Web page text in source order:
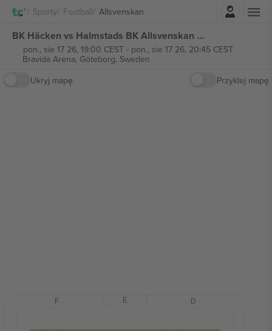
Sporty Football Allsvenskan
BK Häcken vs Halmstads BK Allsvenskan biletów
pon., sie 17 26, 19:00 CEST- pon., sie 17 26, 20:45 CEST
Bravida Arena, Göteborg, Sweden
Ukryj mapę
Przyklej mapę
D
E
F